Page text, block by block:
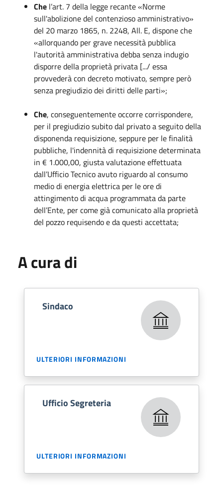
Che l’art. 7 della legge recante «Norme
sull'abolizione del contenzioso amministrativo»
del 20 marzo 1865, n. 2248, All. E, dispone che
«allorquando per grave necessità pubblica
l'autorità amministrativa debba senza indugio
disporre della proprietà privata [.../ essa
provvederà con decreto motivato, sempre però
senza pregiudizio dei diritti delle parti»;
Che, conseguentemente occorre corrispondere,
per il pregiudizio subito dal privato a seguito della
disponenda requisizione, seppure per le finalità
pubbliche, l'indennità di requisizione determinata
in € 1.000,00, giusta valutazione effettuata
dall’Ufficio Tecnico avuto riguardo al consumo
medio di energia elettrica per le ore di
attingimento di acqua programmata da parte
dell’Ente, per come già comunicato alla proprietà
del pozzo requisendo e da questi accettata;
A cura di
Sindaco
ULTERIORI INFORMAZIONI
Ufficio Segreteria
ULTERIORI INFORMAZIONI